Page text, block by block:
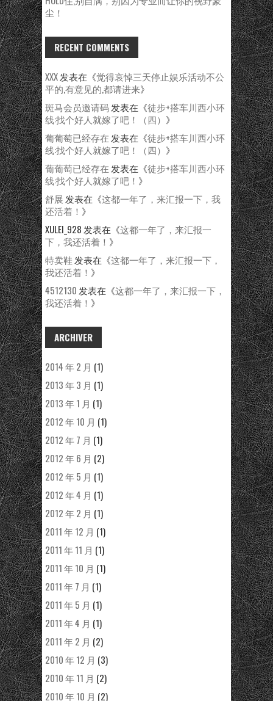
尘！
RECENT COMMENTS
XXX发表在《觉得哀悼三天停止娱乐活动不公
平的,有意见的,都请进来》
斑马会员邀请码发表在《徒步+搭车川西小环
线:找个好人就嫁了吧！（四） 》
葡葡萄已经存在 发表在《徒步+搭车川西小环
线:找个好人就嫁了吧！（四） 》
葡葡萄已经存在 发表在《徒步+搭车川西小环
线:找个好人就嫁了吧！ 》
舒展 发表在《这都一年了，来汇报一下，我
还活着！ 》
XULEI_928 发表在《这都一年了，来汇报一
下，我还活着！ 》
特卖鞋 发表在《这都一年了，来汇报一下，
我还活着！ 》
4512130 发表在《这都一年了，来汇报一下，
我还活着！ 》
ARCHIVER
2014 年 2 月 (1)
2013 年 3 月 (1)
2013 年 1 月 (1)
2012 年 10 月 (1)
2012 年 7 月 (1)
2012 年 6 月 (2)
2012 年 5 月 (1)
2012 年 4 月 (1)
2012 年 2 月 (1)
2011 年 12 月 (1)
2011 年 11 月 (1)
2011 年 10 月 (1)
2011 年 7 月 (1)
2011 年 5 月 (1)
2011 年 4 月 (1)
2011 年 2 月 (2)
2010 年 12 月 (3)
2010 年 11 月 (2)
2010 年 10 月 (2)